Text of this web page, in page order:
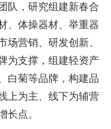
队，研究组建新春合
、体操器材、举重器
场营销、研发创新、
为支撑，组建轻资产
白菊等品牌，构建品
上为主、线下为辅营
长点。